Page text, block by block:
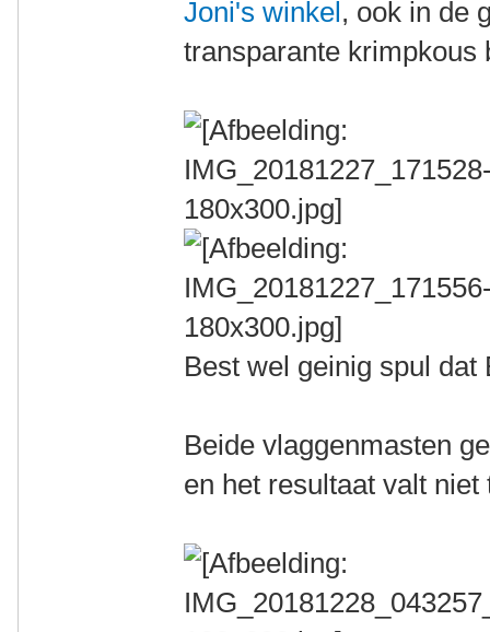
Joni's winkel, ook in de
transparante
Best wel geinig spul dat
Beide vlaggenmasten
en het resultaat valt